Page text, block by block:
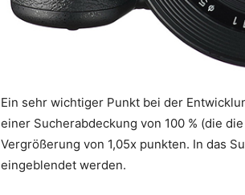
Ein sehr wichtiger Punkt bei der
einer Sucherabdeckung von 100 % (die
Vergrößerung von 1,05x punkten. In das
eingeblendet werden.